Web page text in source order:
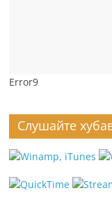
Error9
Слушайте